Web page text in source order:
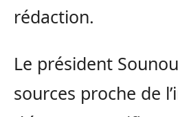
rédaction.
Le président Sounou
sources proche de